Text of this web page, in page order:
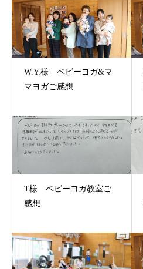
W.Y.様 ベビーヨガ&マ
マヨガご感想
T様 ベビーヨガ教室ご
感想